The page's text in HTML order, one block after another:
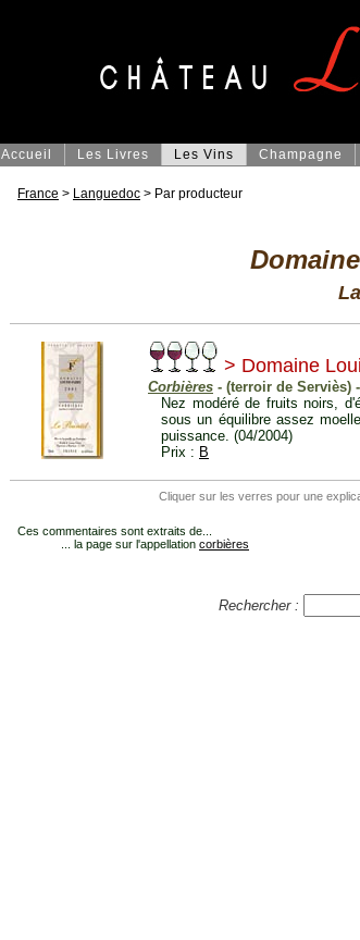
Accueil Les Livres Les Vins Champagne
France > Languedoc > Par producteur
> Domaine
Corbières - (terroir de Serviès)
Nez modéré de fruits noirs,
sous un équilibre assez
puissance. (04/2004)
Prix : B
Cliquer sur les verres pour une
Ces commentaires sont extraits de...
... la page sur l'appellation corbières
Rechercher :